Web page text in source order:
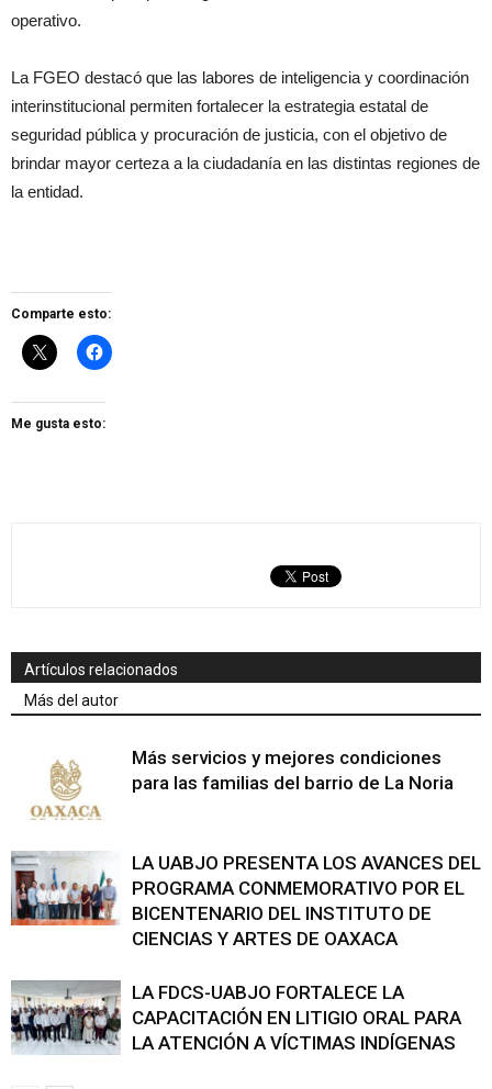
operativo.
La FGEO destacó que las labores de inteligencia y coordinación
interinstitucional permiten fortalecer la estrategia estatal de
seguridad pública y procuración de justicia, con el objetivo de
brindar mayor certeza a la ciudadanía en las distintas regiones de
la entidad.
Comparte esto:
Me gusta esto:
Artículos relacionados
Más del autor
Más servicios y mejores condiciones
para las familias del barrio de La Noria
LA UABJO PRESENTA LOS AVANCES DEL
PROGRAMA CONMEMORATIVO POR EL
BICENTENARIO DEL INSTITUTO DE
CIENCIAS Y ARTES DE OAXACA
LA FDCS-UABJO FORTALECE LA
CAPACITACIÓN EN LITIGIO ORAL PARA
LA ATENCIÓN A VÍCTIMAS INDÍGENAS